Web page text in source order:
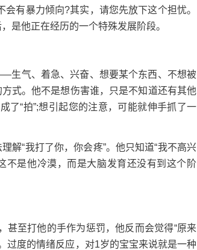
有暴力倾向?其实，请您先放下这个担忧。
是他正在经历的一个特殊发展阶段。
气、着急、兴奋、想要某个东西、不想被
式。他不是想伤害谁，只是不知道还有其他
了“拍”;想引起您的注意，可能就伸手抓了一
“我打了你，你会疼”。他只知道“我不高兴
不是他冷漠，而是大脑发育还没有到这个阶
至打他的手作为惩罚，他反而会觉得“原来
过度的情绪反应，对1岁的宝宝来说就是一种